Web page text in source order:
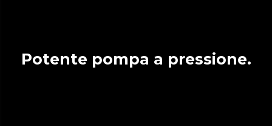
Potente pompa a pressione.